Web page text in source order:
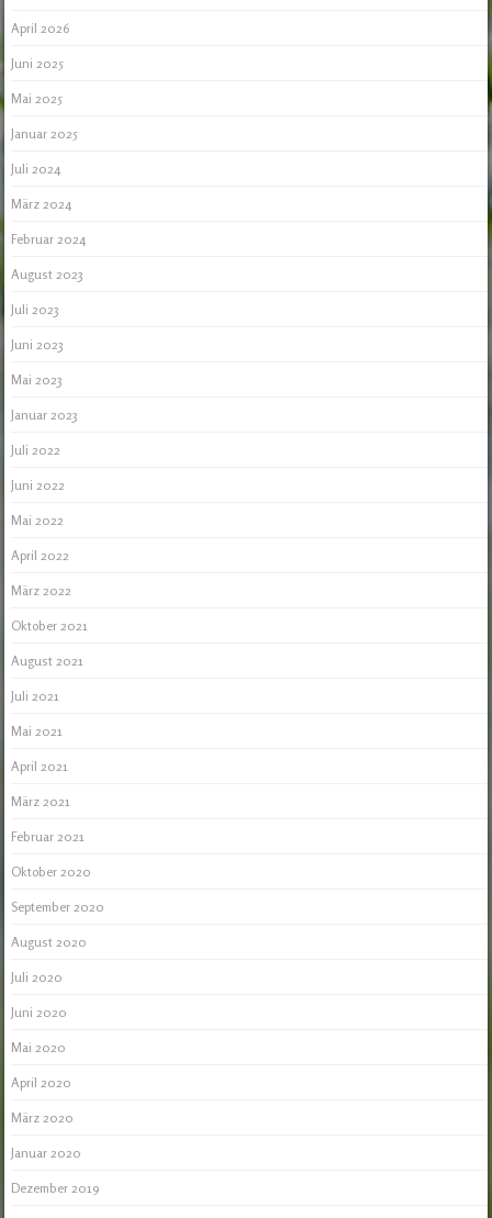
April 2026
Juni 2025
Mai 2025
Januar 2025
Juli 2024
März 2024
Februar 2024
August 2023
Juli 2023
Juni 2023
Mai 2023
Januar 2023
Juli 2022
Juni 2022
Mai 2022
April 2022
März 2022
Oktober 2021
August 2021
Juli 2021
Mai 2021
April 2021
März 2021
Februar 2021
Oktober 2020
September 2020
August 2020
Juli 2020
Juni 2020
Mai 2020
April 2020
März 2020
Januar 2020
Dezember 2019